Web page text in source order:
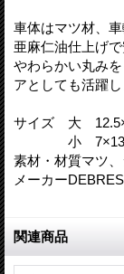
車体はマツ材、
亜麻仁油仕上げで
やわらかい丸み
アとしても活躍し
サイズ 大
小
素材・材質マツ
メーカー
関連商品